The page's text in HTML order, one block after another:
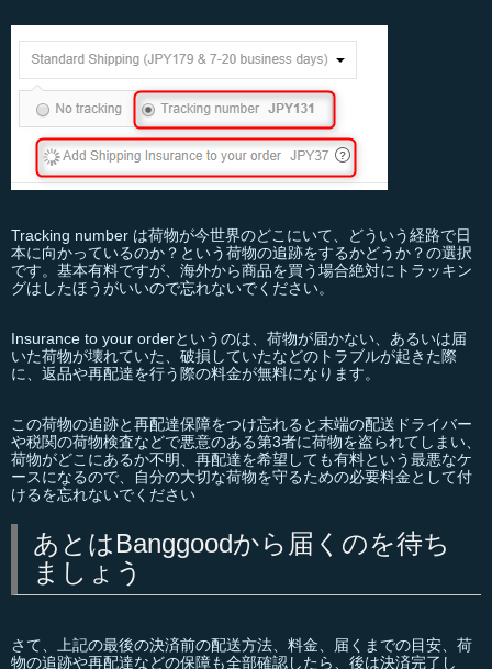
Tracking number は荷物が今世界のどこにいて、どういう経路で日
本に向かっているのか？という荷物の追跡をするかどうか？の選択
です。基本有料ですが、海外から商品を買う場合絶対にトラッキン
グはしたほうがいいので忘れないでください。
Insurance to your orderというのは、荷物が届かない、あるいは届
いた荷物が壊れていた、破損していたなどのトラブルが起きた際
に、返品や再配達を行う際の料金が無料になります。
この荷物の追跡と再配達保障をつけ忘れると末端の配送ドライバー
や税関の荷物検査などで悪意のある第3者に荷物を盗られてしまい、
荷物がどこにあるか不明、再配達を希望しても有料という最悪なケ
ースになるので、自分の大切な荷物を守るための必要料金として付
けるを忘れないでください
あとはBanggoodから届くのを待ち
ましょう
さて、上記の最後の決済前の配送方法、料金、届くまでの目安、荷
物の追跡や再配達などの保障も全部確認したら、後は決済完了し